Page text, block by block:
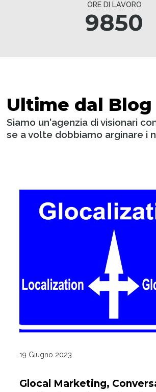
ORE DI LAVORO
9850
Ultime dal Blog
Siamo un'agenzia di visionari
se a volte dobbiamo arginare i
19 Giugno 2023
Glocal Marketing,